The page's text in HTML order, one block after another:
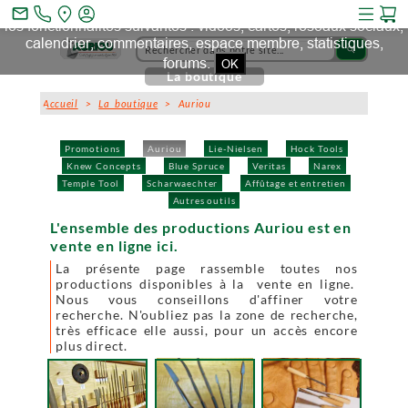
search
Promotions Auriou Lie-Nielsen
Hock Tools
Knew Concepts
Blue Spruce Veritas
Narex
Temple Tool
Scharwaechter
Affûtage et entretien
Autres outils
La boutique
Accueil >La boutique > Auriou
L'ensemble des productions Auriou est en
vente en ligne ici.
La présente page rassemble toutes nos
productions disponibles à la vente en ligne.
Nous vous conseillons d'affiner votre
recherche. N'oubliez pas la zone de recherche,
très efficace elle aussi, pour un accès encore
plus direct.
mail_outline
Ce site et des sites tiers qu'il utilise collectent des cookies pour
les fonctionnalités suivantes : vidéos, cartes, réseaux sociaux,
calendrier, commentaires, espace membre, statistiques,
forums. OK